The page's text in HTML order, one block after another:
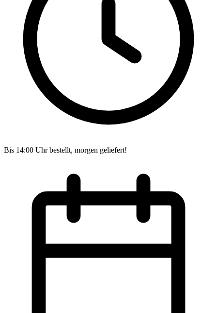
Bis 14:00 Uhr bestellt, morgen geliefert!